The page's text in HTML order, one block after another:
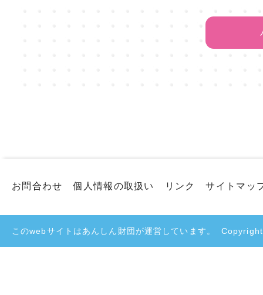
お問合わせ 個人情報の取扱い リンク サイトマッ
このwebサイトはあんしん財団が運営しています。